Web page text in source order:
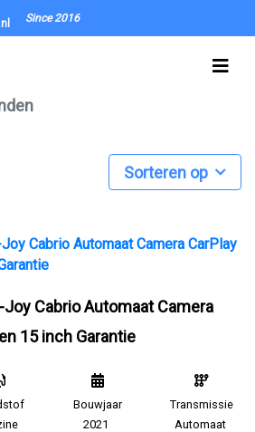
Since 2016
Sorteren op
Cabrio Automaat Camera
15 inch Garantie
Bouwjaar
2021
Transmissie
Automaat